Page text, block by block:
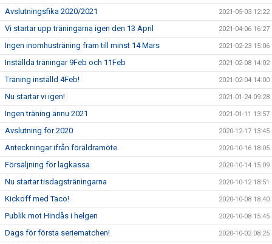
Avslutningsfika 2020/2021 2021-05-03 12:22
Vi startar upp träningarna igen den 13 April 2021-04-06 16:27
Ingen inomhusträning fram till minst 14 Mars 2021-02-23 15:06
Inställda träningar 9Feb och 11Feb 2021-02-08 14:02
Träning inställd 4Feb! 2021-02-04 14:00
Nu startar vi igen! 2021-01-24 09:28
Ingen träning ännu 2021 2021-01-11 13:57
Avslutning för 2020 2020-12-17 13:45
Anteckningar ifrån föräldramöte 2020-10-16 18:05
Försäljning för lagkassa 2020-10-14 15:09
Nu startar tisdagsträningarna 2020-10-12 18:51
Kickoff med Taco! 2020-10-08 18:40
Publik mot Hindås i helgen 2020-10-08 15:45
Dags för första seriematchen! 2020-10-02 08:25